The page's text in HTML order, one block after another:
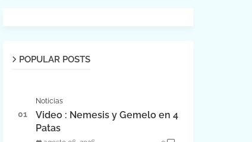
POPULAR POSTS
Noticias
Video : Nemesis y Gemelo en 4
Patas